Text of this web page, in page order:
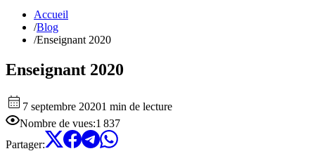
Accueil
/Blog
/Enseignant 2020
Enseignant 2020
7 septembre 20201 min de lecture
Nombre de vues:1 837
Partager: